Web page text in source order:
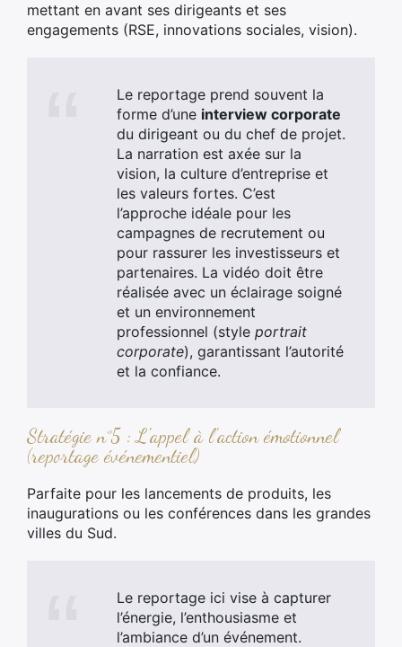
mettant en avant ses dirigeants et ses
engagements (RSE, innovations sociales, vision).
Le reportage prend souvent la
forme d’une interview corporate
du dirigeant ou du chef de projet.
La narration est axée sur la
vision, la culture d’entreprise et
les valeurs fortes. C’est
l’approche idéale pour les
campagnes de recrutement ou
pour rassurer les investisseurs et
partenaires. La vidéo doit être
réalisée avec un éclairage soigné
et un environnement
professionnel (style portrait
corporate), garantissant l’autorité
et la confiance.
Stratégie n°5 : L'appel à l'action émotionnel
(reportage événementiel)
Parfaite pour les lancements de produits, les
inaugurations ou les conférences dans les grandes
villes du Sud.
Le reportage ici vise à capturer
l’énergie, l’enthousiasme et
l’ambiance d’un événement.